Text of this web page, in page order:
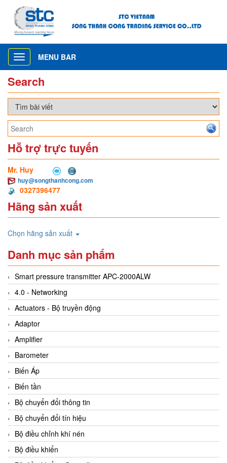
Toggle
navigation
MENU BAR
Search
Hỗ trợ trực tuyến
Mr. Huy
huy@songthanhcong.com
0327396477
Hãng sản xuất
Chọn hãng sản xuất
Danh mục sản phẩm
Smart pressure transmitter APC-2000ALW
4.0 - Networking
Actuators - Bộ truyền động
Adaptor
Amplifier
Barometer
Biến Áp
Biến tần
Bộ chuyển đổi thông tin
Bộ chuyển đổi tín hiệu
Bộ điều chỉnh khí nén
Bộ điều khiển